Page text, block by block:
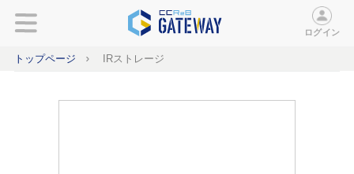
ログイン
トップページ IRストレージ